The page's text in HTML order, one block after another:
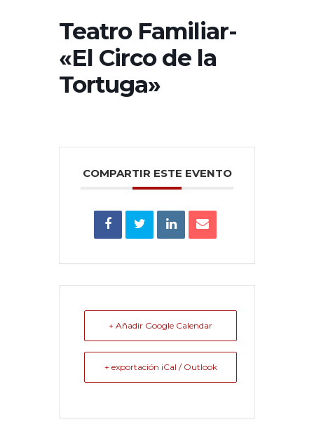
Teatro Familiar-
«El Circo de la
Tortuga»
COMPARTIR ESTE EVENTO
+ Añadir Google Calendar
+ exportación iCal / Outlook